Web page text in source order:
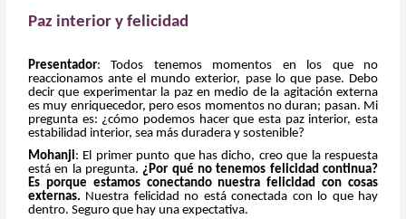
Paz interior y felicidad
Presentador: Todos tenemos momentos en los que no
reaccionamos ante el mundo exterior, pase lo que pase. Debo
decir que experimentar la paz en medio de la agitación externa
es muy enriquecedor, pero esos momentos no duran; pasan. Mi
pregunta es: ¿cómo podemos hacer que esta paz interior, esta
estabilidad interior, sea más duradera y sostenible?
Mohanji: El primer punto que has dicho, creo que la respuesta
está en la pregunta.¿Por qué no tenemos felicidad continua?
Es porque estamos conectando nuestra felicidad con cosas
externas. Nuestra felicidad no está conectada con lo que hay
dentro. Seguro que hay una expectativa.